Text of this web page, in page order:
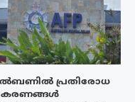
പ്രതിരോധ